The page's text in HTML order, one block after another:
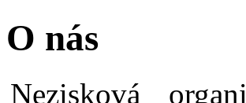
O nás
Nezisková